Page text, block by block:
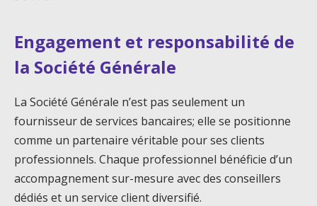
Engagement et responsabilité de
la Société Générale
La Société Générale n’est pas seulement un
fournisseur de services bancaires; elle se positionne
comme un partenaire véritable pour ses clients
professionnels. Chaque professionnel bénéficie d’un
accompagnement sur-mesure avec des conseillers
dédiés et un service client diversifié.